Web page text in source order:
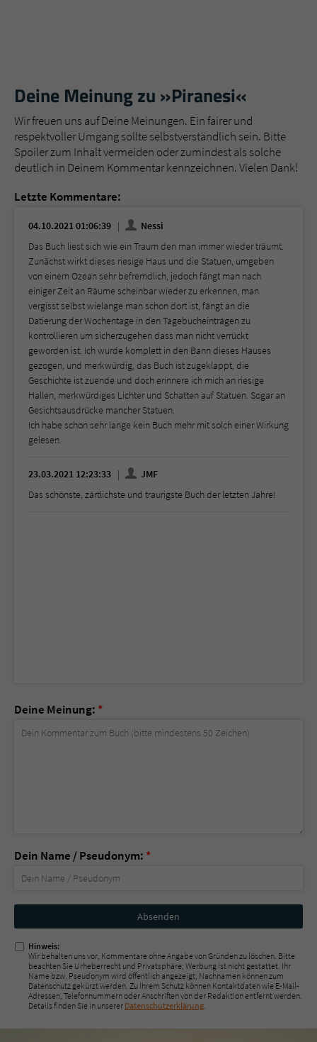
Deine Meinung zu »Piranesi«
Wir freuen uns auf Deine Meinungen. Ein fairer und
respektvoller Umgang sollte selbstverständlich sein. Bitte
Spoiler zum Inhalt vermeiden oder zumindest als solche
deutlich in Deinem Kommentar kennzeichnen. Vielen Dank!
Letzte Kommentare:
04.10.2021 01:06:39
Nessi
Das Buch liest sich wie ein Traum den man immer wieder träumt.
Zunächst wirkt dieses riesige Haus und die Statuen, umgeben
von einem Ozean sehr befremdlich, jedoch fängt man nach
einiger Zeit an Räume scheinbar wieder zu erkennen, man
vergisst selbst wielange man schon dort ist, fängt an die
Datierung der Wochentage in den Tagebucheinträgen zu
kontrollieren um sicherzugehen dass man nicht verrückt
geworden ist. Ich wurde komplett in den Bann dieses Hauses
gezogen, und merkwürdig, das Buch ist zugeklappt, die
Geschichte ist zuende und doch erinnere ich mich an riesige
Hallen, merkwürdiges Lichter und Schatten auf Statuen. Sogar an
Gesichtsausdrücke mancher Statuen.
Ich habe schon sehr lange kein Buch mehr mit solch einer Wirkung
gelesen.
23.03.2021 12:23:33
JMF
Das schönste, zärtlichste und traurigste Buch der letzten Jahre!
Deine Meinung: *
Dein Name / Pseudonym: *
Nicht
ausfüllen!
Hinweis:
Wir behalten uns vor, Kommentare ohne Angabe von Gründen zu löschen. Bitte
beachten Sie Urheberrecht und Privatsphäre; Werbung ist nicht gestattet. Ihr
Name bzw. Pseudonym wird öffentlich angezeigt; Nachnamen können zum
Datenschutz gekürzt werden. Zu Ihrem Schutz können Kontaktdaten wie E-Mail-
Adressen, Telefonnummern oder Anschriften von der Redaktion entfernt werden.
Details finden Sie in unserer Datenschutzerklärung